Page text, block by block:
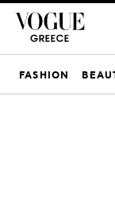
FASHION